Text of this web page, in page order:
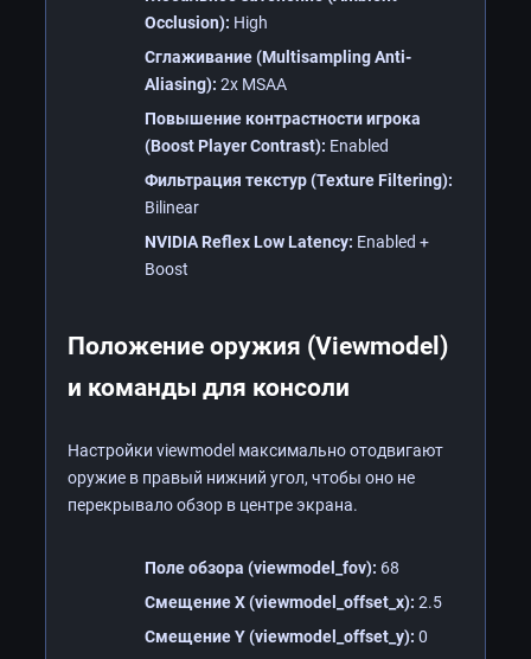
Occlusion): High
Сглаживание (Multisampling Anti-
Aliasing): 2x MSAA
Повышение контрастности игрока
(Boost Player Contrast): Enabled
Фильтрация текстур (Texture Filtering):
Bilinear
NVIDIA Reflex Low Latency: Enabled +
Boost
Положение оружия (Viewmodel)
и команды для консоли
Настройки viewmodel максимально отодвигают
оружие в правый нижний угол, чтобы оно не
перекрывало обзор в центре экрана.
Поле обзора (viewmodel_fov): 68
Смещение X (viewmodel_offset_x): 2.5
Смещение Y (viewmodel_offset_y): 0